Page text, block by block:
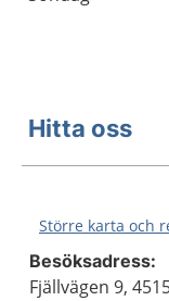
Hitta oss
Större karta och
Besöksadress:
Fjällvägen 9,